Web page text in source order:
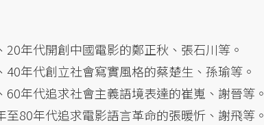
20年代開創中國電影的鄭正秋、張石川等。
40年代創立社會寫實風格的蔡楚生、孫瑜等。
60年代追求社會主義語境表達的崔嵬、謝晉等。
至80年代追求電影語言革命的張暖忻、謝飛等。